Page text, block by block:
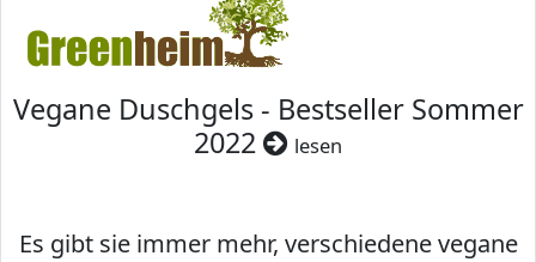
Vegane Duschgels - Bestseller Sommer
2022
lesen
Es gibt sie immer mehr, verschiedene vegane